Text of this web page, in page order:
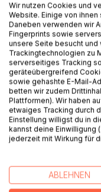
Der Waiblinger
berichtet in dem
von Lesungen,
Remstal und was
Seine
Autoren und Leser
Michael Kerawalla
Kurzgeschichten.
und behandeln in
Lebensbereiche.
Insgesamt:
AUTOR/IN
Wir nutzen Cookies und
Website. Einige von
Daneben verwenden wir
Fingerprints sowie
unsere Seite besucht
Trackingtechnologien zu
serverseitiges Tracking
geräteübergreifend
sowie gehashte E-Mail-
betten wir zudem
Plattformen). Wir haben
etwaiges Tracking durch
Einstellung willigst du in
kannst deine Einwilligung
jederzeit mit Wirkung für
ABLEHNEN